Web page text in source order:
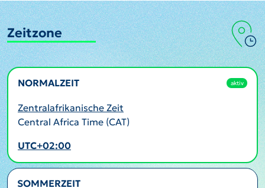
Zeitzone
NORMALZEIT aktiv
Zentralafrikanische Zeit
Central Africa Time (CAT)
UTC+02:00
SOMMERZEIT